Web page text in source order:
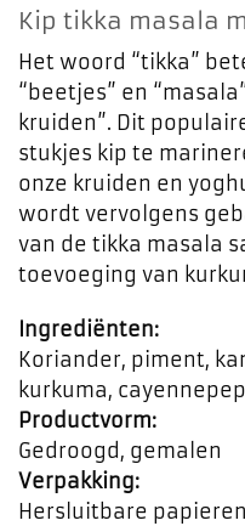
Kip tikka masala
Het woord “tikka”
“beetjes” en
kruiden”. Dit
stukjes kip te
onze kruiden en
wordt vervolgens
van de tikka masala
toevoeging van
Ingrediënten:
Koriander, piment,
kurkuma,
Productvorm:
Gedroogd, gemalen
Verpakking:
Hersluitbare